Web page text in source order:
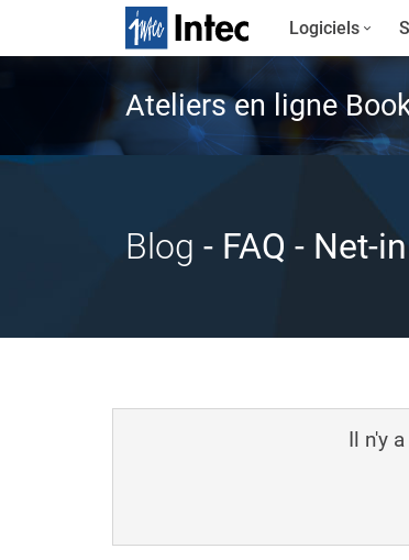
Logiciels
Ateliers en ligne
Blog - FAQ - Net-in
Il n'y